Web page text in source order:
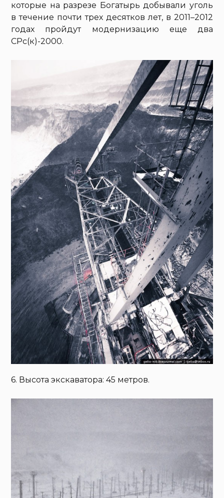
которые на разрезе Богатырь добывали уголь
в течение почти трех десятков лет, в 2011–2012
годах пройдут модернизацию еще два
СРс(к)-2000.
6. Высота экскаватора: 45 метров.